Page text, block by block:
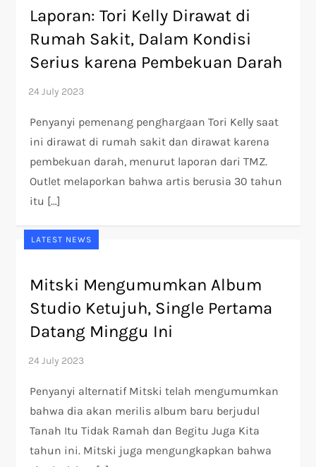
Laporan: Tori Kelly Dirawat di
Rumah Sakit, Dalam Kondisi
Serius karena Pembekuan Darah
Penyanyi pemenang penghargaan Tori Kelly saat
ini dirawat di rumah sakit dan dirawat karena
pembekuan darah, menurut laporan dari TMZ.
Outlet melaporkan bahwa artis berusia 30 tahun
itu […]
LATEST NEWS
Mitski Mengumumkan Album
Studio Ketujuh, Single Pertama
Datang Minggu Ini
Penyanyi alternatif Mitski telah mengumumkan
bahwa dia akan merilis album baru berjudul
Tanah Itu Tidak Ramah dan Begitu Juga Kita
tahun ini. Mitski juga mengungkapkan bahwa